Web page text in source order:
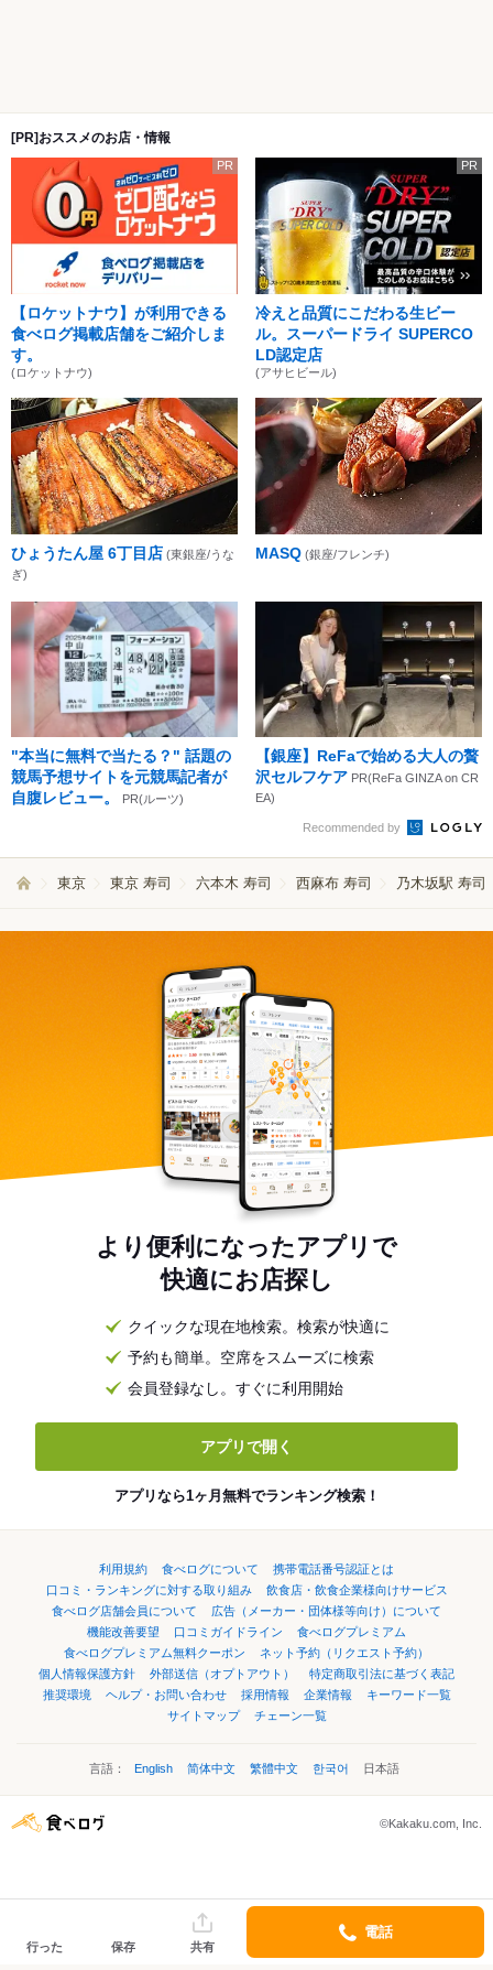
[PR]おススメのお店・情報
PR
【ロケットナウ】が利用できる
食べログ掲載店舗をご紹介しま
す。
(ロケットナウ)
PR
冷えと品質にこだわる生ビー
ル。スーパードライ SUPERCO
LD認定店
(アサヒビール)
ひょうたん屋 6丁目店 (東銀座/うな
ぎ)
MASQ (銀座/フレンチ)
"本当に無料で当たる？" 話題の
競馬予想サイトを元競馬記者が
自腹レビュー。
PR(ルーツ)
【銀座】ReFaで始める大人の贅
沢セルフケア PR(ReFa GINZA on CR
EA)
Recommended by
東京 東京 寿司 六本木 寿司 西麻布 寿司 乃木坂駅 寿司
より便利になったアプリで
快適にお店探し
クイックな現在地検索。検索が快適に
予約も簡単。空席をスムーズに検索
会員登録なし。すぐに利用開始
アプリで開く
アプリなら1ヶ月無料でランキング検索！
利用規約 食べログについて
携帯電話番号認証とは
口コミ・ランキングに対する取り組み
飲食店・飲食企業様向けサービス
食べログ店舗会員について
広告（メーカー・団体様等向け）について
機能改善要望
口コミガイドライン
食べログプレミアム
食べログプレミアム無料クーポン
ネット予約（リクエスト予約）
個人情報保護方針
外部送信（オプトアウト）
特定商取引法に基づく表記
推奨環境
ヘルプ・お問い合わせ 採用情報 企業情報
キーワード一覧
サイトマップ
チェーン一覧
言語： English 简体中文 繁體中文 한국어 日本語
©Kakaku.com, Inc.
行った 保存 共有
電話